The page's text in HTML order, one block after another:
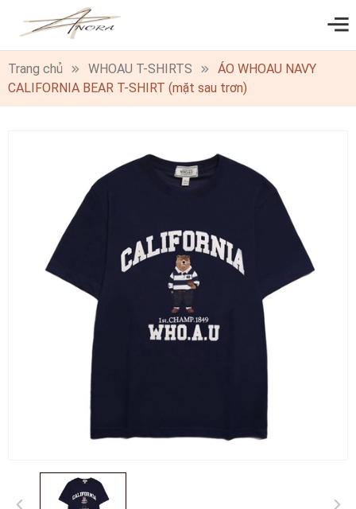
0
Trang chủ WHOAU T-SHIRTS
ÁO WHOAU NAVY
CALIFORNIA BEAR T-SHIRT (mặt sau trơn)